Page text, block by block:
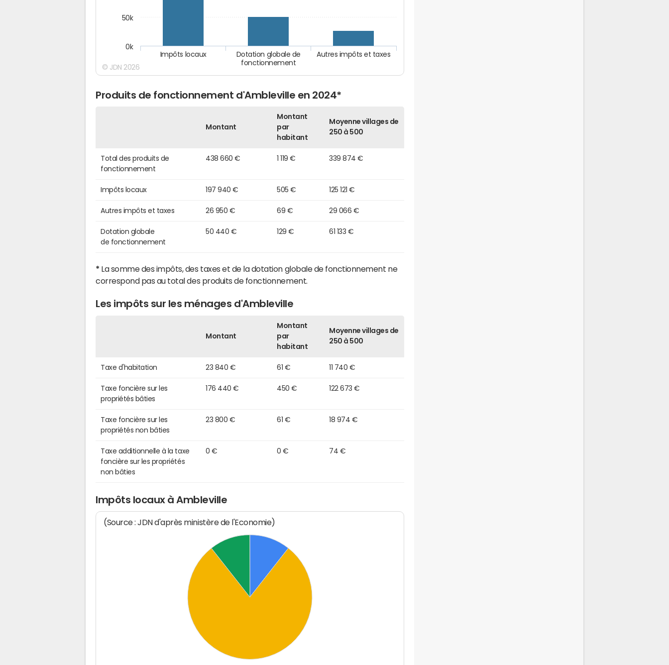
Autres impôts et taxes
Dotation globale de
fonctionnement
Impôts locaux
0k
50k
© JDN 2026
Produits de fonctionnement d'Ambleville en 2024*
Montant
Montant
par
habitant
Moyenne villages de
250 à 500
Total des produits de
fonctionnement
438 660 € 1 119 € 339 874 €
Impôts locaux 197 940 € 505 € 125 121 €
Autres impôts et taxes 26 950 € 69 € 29 066 €
Dotation globale
de fonctionnement
50 440 € 129 € 61 133 €
* La somme des impôts, des taxes et de la dotation globale de fonctionnement ne
correspond pas au total des produits de fonctionnement.
Les impôts sur les ménages d'Ambleville
Montant
Montant
par
habitant
Moyenne villages de
250 à 500
Taxe d'habitation 23 840 € 61 € 11 740 €
Taxe foncière sur les
propriétés bâties
176 440 € 450 € 122 673 €
Taxe foncière sur les
propriétés non bâties
23 800 € 61 € 18 974 €
Taxe additionnelle à la taxe
foncière sur les propriétés
non bâties
0 € 0 € 74 €
Impôts locaux à Ambleville
(Source : JDN d'après ministère de l'Economie)